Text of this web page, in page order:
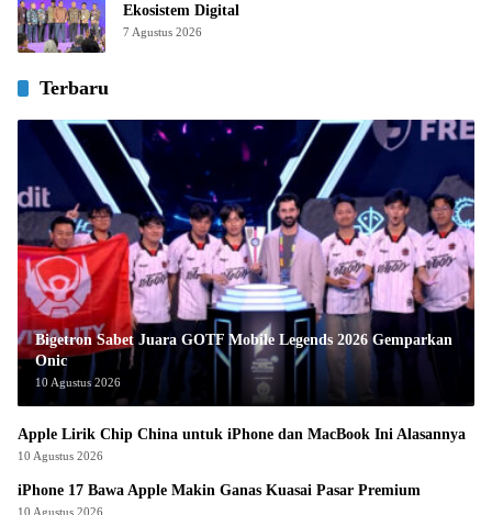
Ekosistem Digital
7 Agustus 2026
Terbaru
Bigetron Sabet Juara GOTF Mobile Legends 2026 Gemparkan
Onic
10 Agustus 2026
Apple Lirik Chip China untuk iPhone dan MacBook Ini Alasannya
10 Agustus 2026
iPhone 17 Bawa Apple Makin Ganas Kuasai Pasar Premium
10 Agustus 2026